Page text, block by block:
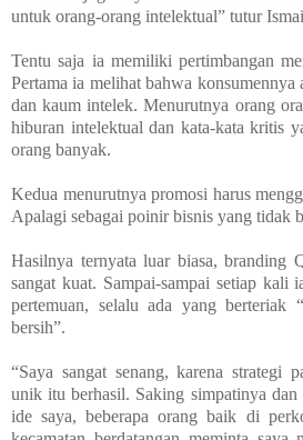
untuk orang-orang intelektual” tutur
Tentu saja ia memiliki pertimbangan
Pertama ia melihat bahwa konsumennya
dan kaum intelek. Menurutnya orang
hiburan intelektual dan kata-kata kritis
orang banyak.
Kedua menurutnya promosi harus
Apalagi sebagai poinir bisnis yang tidak
Hasilnya ternyata luar biasa, branding
sangat kuat. Sampai-sampai setiap kali
pertemuan, selalu ada yang berteriak
bersih”.
“Saya sangat senang, karena strategi
unik itu berhasil. Saking simpatinya
ide saya, beberapa orang baik di